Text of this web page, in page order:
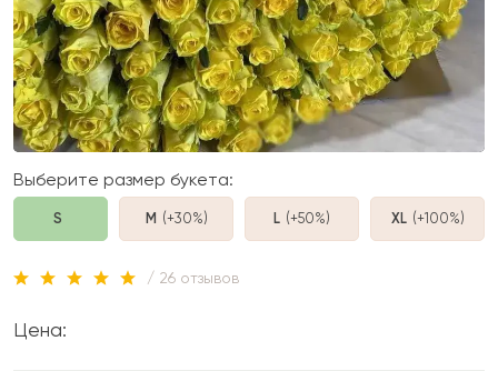
Выберите размер букета:
S M (+30%) L (+50%) XL (+100%)
/ 26 отзывов
Цена: